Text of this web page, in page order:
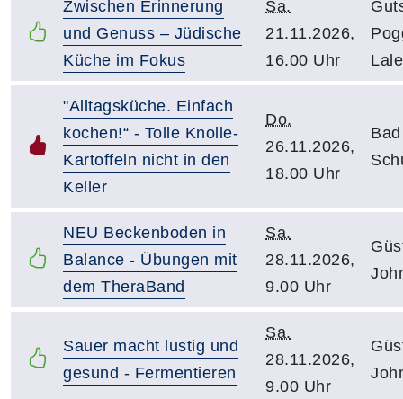
Zwischen Erinnerung
und Genuss – Jüdische
Küche im Fokus
Sa.
21.11.2026,
16.00 Uhr
"Alltagsküche. Einfach
kochen!“ - Tolle Knolle-
Kartoffeln nicht in den
Keller
Do.
26.11.2026,
18.00 Uhr
NEU Beckenboden in
Balance - Übungen mit
dem TheraBand
Sa.
28.11.2026,
9.00 Uhr
Sauer macht lustig und
gesund - Fermentieren
Sa.
28.11.2026,
9.00 Uhr